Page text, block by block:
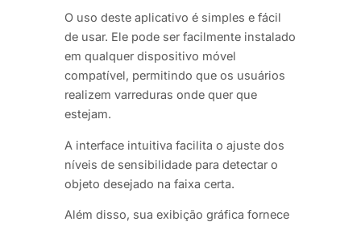
O uso deste aplicativo é simples e fácil
de usar. Ele pode ser facilmente instalado
em qualquer dispositivo móvel
compatível, permitindo que os usuários
realizem varreduras onde quer que
estejam.
A interface intuitiva facilita o ajuste dos
níveis de sensibilidade para detectar o
objeto desejado na faixa certa.
Além disso, sua exibição gráfica fornece